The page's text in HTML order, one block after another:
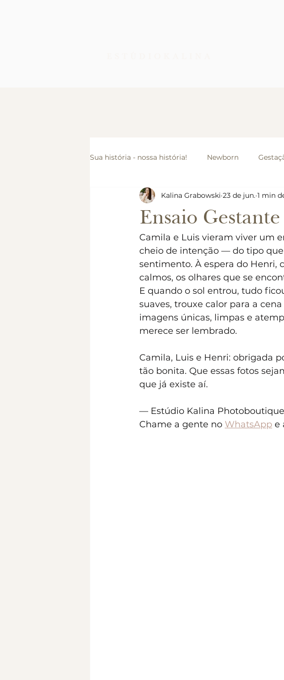
Sua história - nossa história! Newborn
Ensaio Infantil Cursos, Palestras e Mentorias
Ensaio
Kalina Grabowski 23 de jun. 1 min
Camila e Luis vieram viver um
cheio de intenção — do tipo
sentimento. À espera do Henri,
calmos, os olhares que se
E quando o sol entrou, tudo
suaves, trouxe calor para a
imagens únicas, limpas e
merece ser lembrado.
Camila, Luis e Henri: obrigada
tão bonita. Que essas fotos
que já existe aí.
— Estúdio Kalina Photoboutique
Chame a gente no WhatsApp e